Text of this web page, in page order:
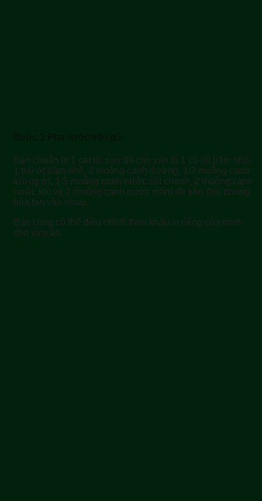
Bước 3 Pha nước trộn gỏi
Bạn chuẩn bị 1 cái tô, sau đó cho vào tô 1 củ tỏi băm nhỏ,
1 trái ớt băm nhỏ, 3 muỗng canh đường, 1/2 muỗng canh
tương ớt, 1.5 muỗng canh nước cốt chanh, 2 muỗng canh
nước lọc và 2 muỗng canh nước mắm rồi trộn đều chúng
hòa tan vào nhau.
Bạn cũng có thể điều chỉnh theo khẩu vị riêng của mình
cho vừa ăn.